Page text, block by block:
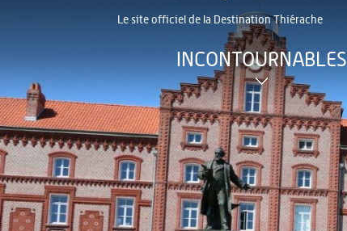
Le site officiel de la Destination Thiérache
INCONTOURNABLES